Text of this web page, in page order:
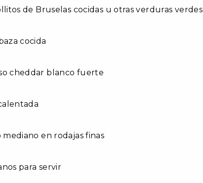
de Bruselas cocidas u otras verduras verdes
cocida
cheddar blanco fuerte
mediano en rodajas finas
para servir